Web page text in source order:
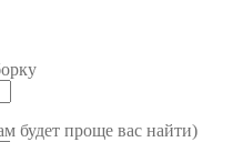
будет проще вас найти)